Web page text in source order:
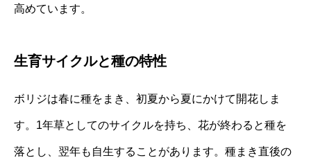
高めています。
生育サイクルと種の特性
ボリジは春に種をまき、初夏から夏にかけて開花しま
す。1年草としてのサイクルを持ち、花が終わると種を
落とし、翌年も自生することがあります。種まき直後の